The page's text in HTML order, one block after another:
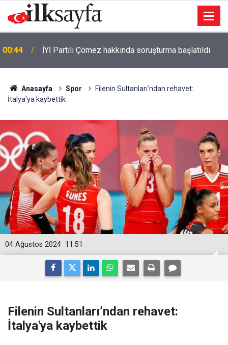
00:41 Otoyolda feci kaza: 3 ölü 1 yaralı
Anasayfa Spor
Filenin Sultanları’ndan rehavet:
İtalya'ya kaybettik
11:51
04 Ağustos 2024
Filenin Sultanları’ndan rehavet:
İtalya'ya kaybettik